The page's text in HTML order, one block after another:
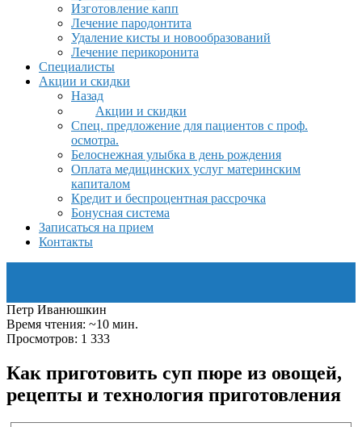
Изготовление капп
Лечение пародонтита
Удаление кисты и новообразований
Лечение перикоронита
Специалисты
Акции и скидки
Назад
Акции и скидки
Спец. предложение для пациентов с проф.
осмотра.
Белоснежная улыбка в день рождения
Оплата медицинских услуг материнским
капиталом
Кредит и беспроцентная рассрочка
Бонусная система
Записаться на прием
Контакты
Петр Иванюшкин
Время чтения: ~10 мин.
Просмотров: 1 333
Как приготовить суп пюре из овощей,
рецепты и технология приготовления